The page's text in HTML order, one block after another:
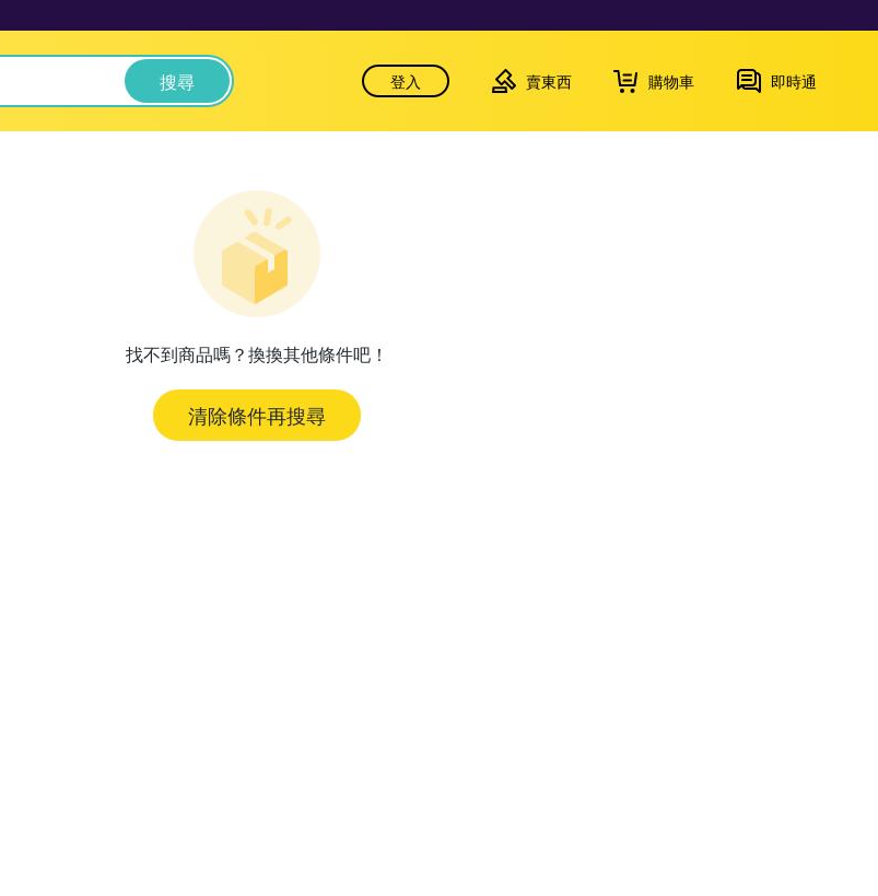
搜尋 登入 賣東西 購物車 即時通
找不到商品嗎？換換其他條件吧！
清除條件再搜尋